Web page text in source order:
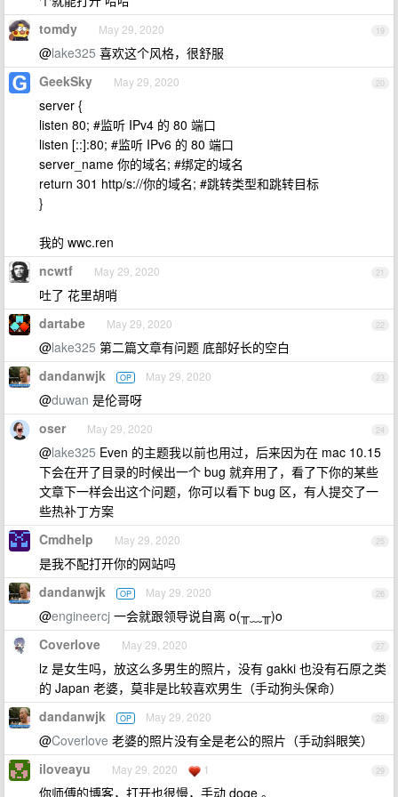
19
tomdy May 29, 2020
@lake325 喜欢这个风格，很舒服
20
GeekSky May 29, 2020
server {
listen 80; #监听 IPv4 的 80 端口
listen [::]:80; #监听 IPv6 的 80 端口
server_name 你的域名; #绑定的域名
return 301 http/s://你的域名; #跳转类型和跳转目标
}
我的 wwc.ren
21
ncwtf May 29, 2020
吐了 花里胡哨
22
dartabe May 29, 2020
@lake325 第二篇文章有问题 底部好长的空白
23
dandanwjk OP May 29, 2020
@duwan 是伦哥呀
24
oser May 29, 2020
@lake325 Even 的主题我以前也用过，后来因为在 mac 10.15
下会在开了目录的时候出一个 bug 就弃用了，看了下你的某些
文章下一样会出这个问题，你可以看下 bug 区，有人提交了一
些热补丁方案
25
Cmdhelp May 29, 2020
是我不配打开你的网站吗
26
dandanwjk OP May 29, 2020
@engineercj 一会就跟领导说自离 o(╥﹏╥)o
27
Coverlove May 29, 2020
lz 是女生吗，放这么多男生的照片，没有 gakki 也没有石原之类
的 Japan 老婆，莫非是比较喜欢男生（手动狗头保命）
28
dandanwjk OP May 29, 2020
@Coverlove 老婆的照片没有全是老公的照片（手动斜眼笑）
29
iloveayu May 29, 2020 1
你师傅的博客，打开也很慢，手动 doge 。